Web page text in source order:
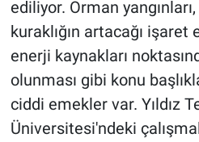
ediliyor. Orman yangınları,
kuraklığın artacağı
enerji kaynakları
olunması gibi konu
ciddi emekler var. Yıldız
Üniversitesi'ndeki